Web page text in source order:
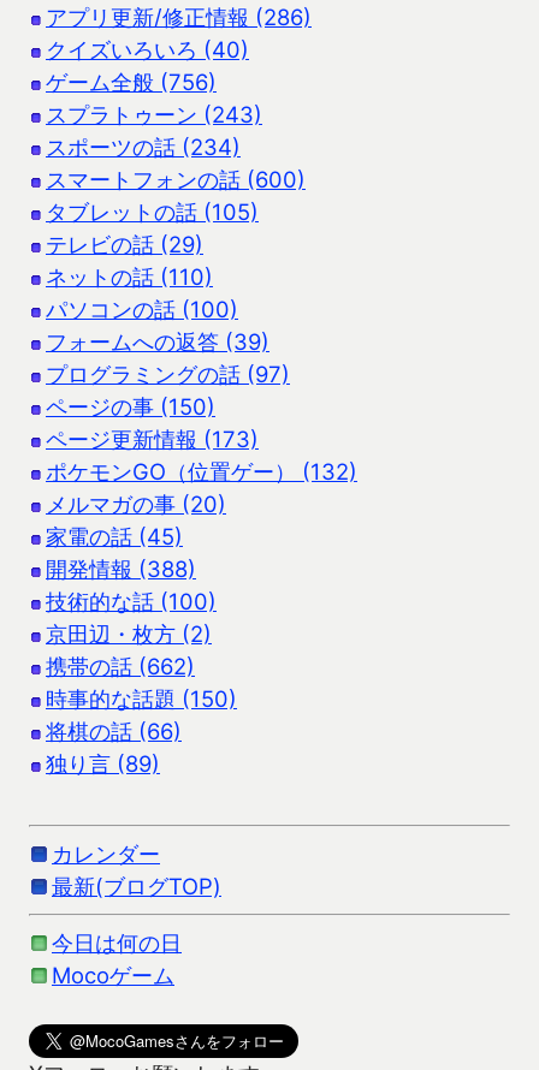
アプリ更新/修正情報 (286)
クイズいろいろ (40)
ゲーム全般 (756)
スプラトゥーン (243)
スポーツの話 (234)
スマートフォンの話 (600)
タブレットの話 (105)
テレビの話 (29)
ネットの話 (110)
パソコンの話 (100)
フォームへの返答 (39)
プログラミングの話 (97)
ページの事 (150)
ページ更新情報 (173)
ポケモンGO（位置ゲー） (132)
メルマガの事 (20)
家電の話 (45)
開発情報 (388)
技術的な話 (100)
京田辺・枚方 (2)
携帯の話 (662)
時事的な話題 (150)
将棋の話 (66)
独り言 (89)
カレンダー
最新(ブログTOP)
今日は何の日
Mocoゲーム